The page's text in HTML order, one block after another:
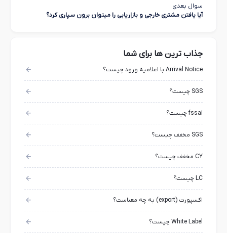
سوال بعدی
آیا یافتن مشتری خارجی و بازاریابی را میتوان برون سپاری کرد؟
جذاب ترین ها برای شما
Arrival Notice با اعلامیه ورود چیست؟
SGS چیست؟
fssai چیست؟
SGS مخفف چیست؟
CY مخفف چیست؟
LC چیست؟
اکسپورت (export) به چه معناست؟
White Label چیست؟